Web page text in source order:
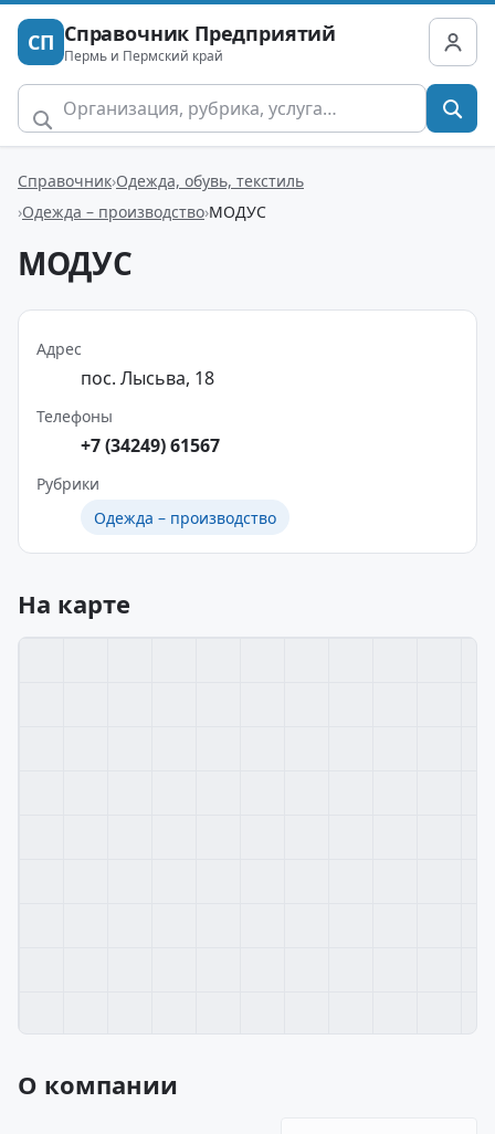
СП Справочник Предприятий
Пермь и Пермский край
Справочник Одежда, обувь, текстиль
Одежда – производство МОДУС
МОДУС
Адрес
пос. Лысьва, 18
Телефоны
+7 (34249) 61567
Рубрики
Одежда – производство
На карте
О компании